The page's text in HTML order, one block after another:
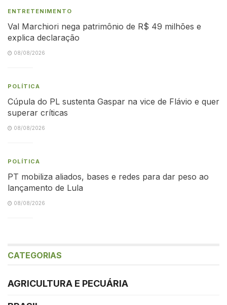
ENTRETENIMENTO
Val Marchiori nega patrimônio de R$ 49 milhões e
explica declaração
08/08/2026
POLÍTICA
Cúpula do PL sustenta Gaspar na vice de Flávio e quer
superar críticas
08/08/2026
POLÍTICA
PT mobiliza aliados, bases e redes para dar peso ao
lançamento de Lula
08/08/2026
CATEGORIAS
AGRICULTURA E PECUÁRIA